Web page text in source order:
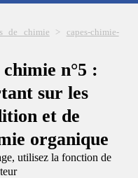
de chimie > capes-chimie-
n°5 :
sur les
et de
organique
utilisez la fonction de